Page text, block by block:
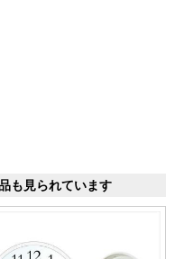
も見られています